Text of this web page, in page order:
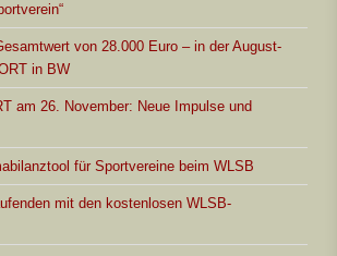
von 28.000 Euro – in der August-
in BW
am 26. November: Neue Impulse und
für Sportvereine beim WLSB
mit den kostenlosen WLSB-